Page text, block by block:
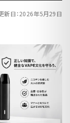
新日：2026年5月29日